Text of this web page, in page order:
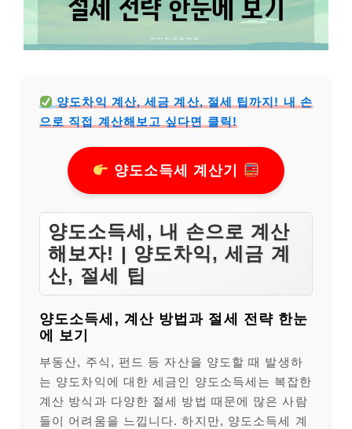
양도차익 계산, 세금 계산, 절세 팁까지! 내 손
으로 직접 계산해보고 싶다면 클릭!
양도소득세 계산기
양도소득세, 내 손으로 계산
해보자! | 양도차익, 세금 계
산, 절세 팁
양도소득세, 계산 방법과 절세 전략 한눈
에 보기
부동산, 주식, 펀드 등 자산을 양도할 때 발생하
는 양도차익에 대한 세금인 양도소득세는 복잡한
계산 방식과 다양한 절세 방법 때문에 많은 사람
들이 어려움을 느낍니다. 하지만, 양도소득세 계